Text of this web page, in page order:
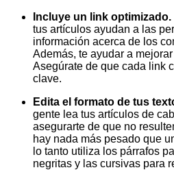
Incluye un link optimizado.
tus artículos ayudan a las
información acerca de los
Además, te ayudar a
Asegúrate de que cada link
clave.
Edita el formato de tus
gente lea tus artículos de
asegurarte de que no
hay nada más pesado que
lo tanto utiliza los párrafos
negritas y las cursivas para